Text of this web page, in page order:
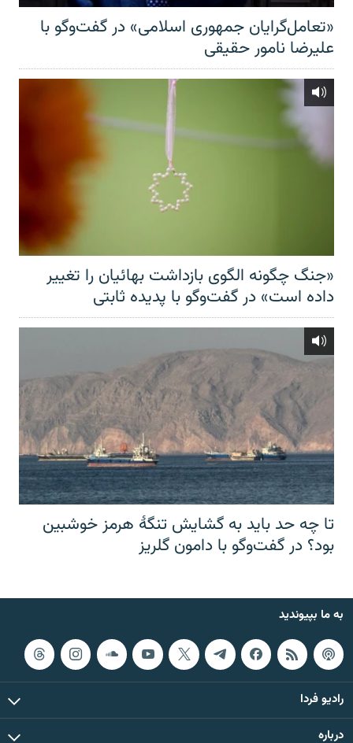
«تعامل‌گرایان جمهوری اسلامی» در گفت‌وگو با
علیرضا نامور حقیقی
«جنگ چگونه الگوی بازداشت بهائیان را تغییر
داده است» در گفت‌وگو با پدیده ثابتی
تا چه حد باید به گشایش تنگهٔ هرمز خوشبین
بود؟ در گفت‌وگو با دامون گلریز
به ما بپیوندید
رادیو فردا
درباره